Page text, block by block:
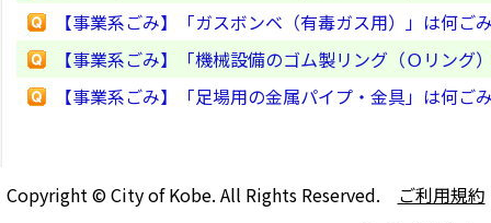
【事業系ごみ】「ガスボンベ（有毒ガス用）」は何ご
【事業系ごみ】「機械設備のゴム製リング（Ｏリン
【事業系ごみ】「足場用の金属パイプ・金具」は何ご
Copyright © City of Kobe. All Rights Reserved. ご利用規約